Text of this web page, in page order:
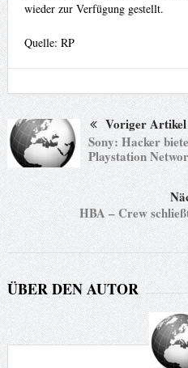
wieder zur Verfügung gestellt.
Quelle: RP
Voriger Artikel
Sony: Hacker
Playstation
HBA – Crew
ÜBER DEN AUTOR